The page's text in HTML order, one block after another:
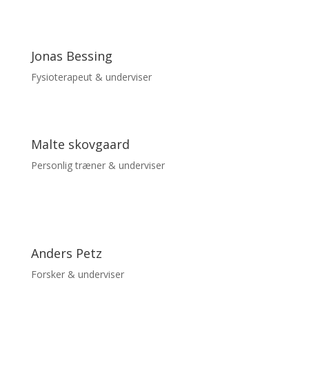
Jonas Bessing
Fysioterapeut & underviser
Malte skovgaard
Personlig træner & underviser
Anders Petz
Forsker & underviser